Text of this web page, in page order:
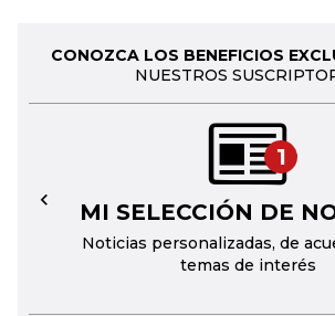
CONOZCA LOS BENEFICIOS
NUESTROS
1
MI SELECCIÓN DE
Noticias personalizadas, de
temas de interés
←